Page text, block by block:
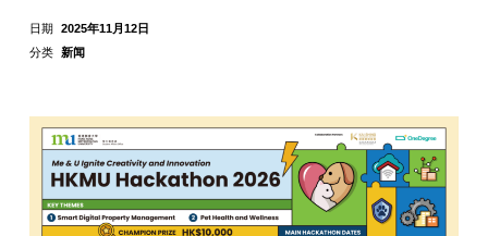
STARTMEUPHK FESTIVAL IS THE LEADING STARTUP AND INNOVATION CONFERENCE EVENT IN HONG KONG
日期 2025年11月12日
分类 新闻